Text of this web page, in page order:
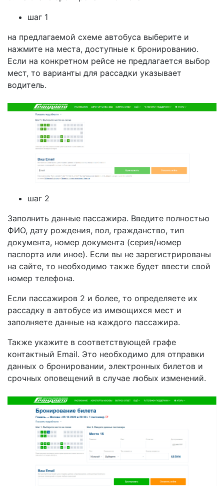
шаг 1
на предлагаемой схеме автобуса выберите и
нажмите на места, доступные к бронированию.
Если на конкретном рейсе не предлагается выбор
мест, то варианты для рассадки указывает
водитель.
шаг 2
Заполнить данные пассажира. Введите полностью
ФИО, дату рождения, пол, гражданство, тип
документа, номер документа (серия/номер
паспорта или иное). Если вы не зарегистрированы
на сайте, то необходимо также будет ввести свой
номер телефона.
Если пассажиров 2 и более, то определяете их
рассадку в автобусе из имеющихся мест и
заполняете данные на каждого пассажира.
Также укажите в соответствующей графе
контактный Email. Это необходимо для отправки
данных о бронировании, электронных билетов и
срочных оповещений в случае любых изменений.